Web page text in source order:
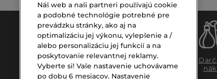
Doprava
zadarmo
nad €39,-
Expresný
osobný
odber
Náš web a naši partneri používajú cookie
a podobné technológie potrebné pre
prevádzku stránky, ako aj na
optimalizáciu jej výkonu, vylepšenie a /
alebo personalizáciu jej funkcií a na
poskytovanie relevantnej reklamy.
Vyberte si! Vaše nastavenie uchovávame
po dobu 6 mesiacov. Nastavenie